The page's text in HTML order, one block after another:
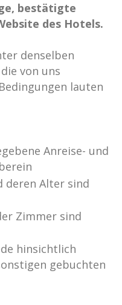
bestätigte
des Hotels.
denselben
von uns
lauten
Anreise- und
deren Alter sind
Zimmer sind
hinsichtlich
gebuchten